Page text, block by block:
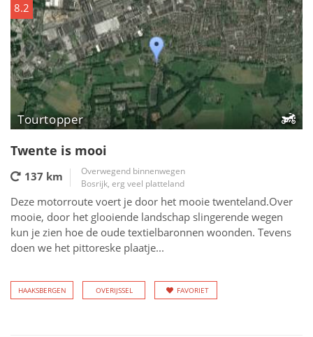
8.2
Tourtopper
Twente is mooi
137 km
Overwegend binnenwegen
Bosrijk, erg veel platteland
Deze motorroute voert je door het mooie twenteland.Over
mooie, door het glooiende landschap slingerende wegen
kun je zien hoe de oude textielbaronnen woonden. Tevens
doen we het pittoreske plaatje...
HAAKSBERGEN OVERIJSSEL FAVORIET